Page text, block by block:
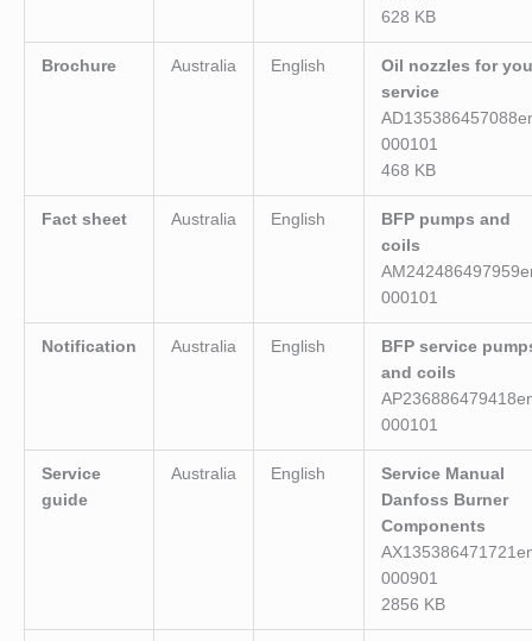
628 KB
Brochure Australia English
Oil nozzles for
service
000101
468 KB
Fact sheet Australia English
BFP pumps and
coils
000101
Notification Australia English
BFP service
and coils
000101
Service
guide
Australia English
Service Manual
Danfoss Burner
Components
000901
2856 KB